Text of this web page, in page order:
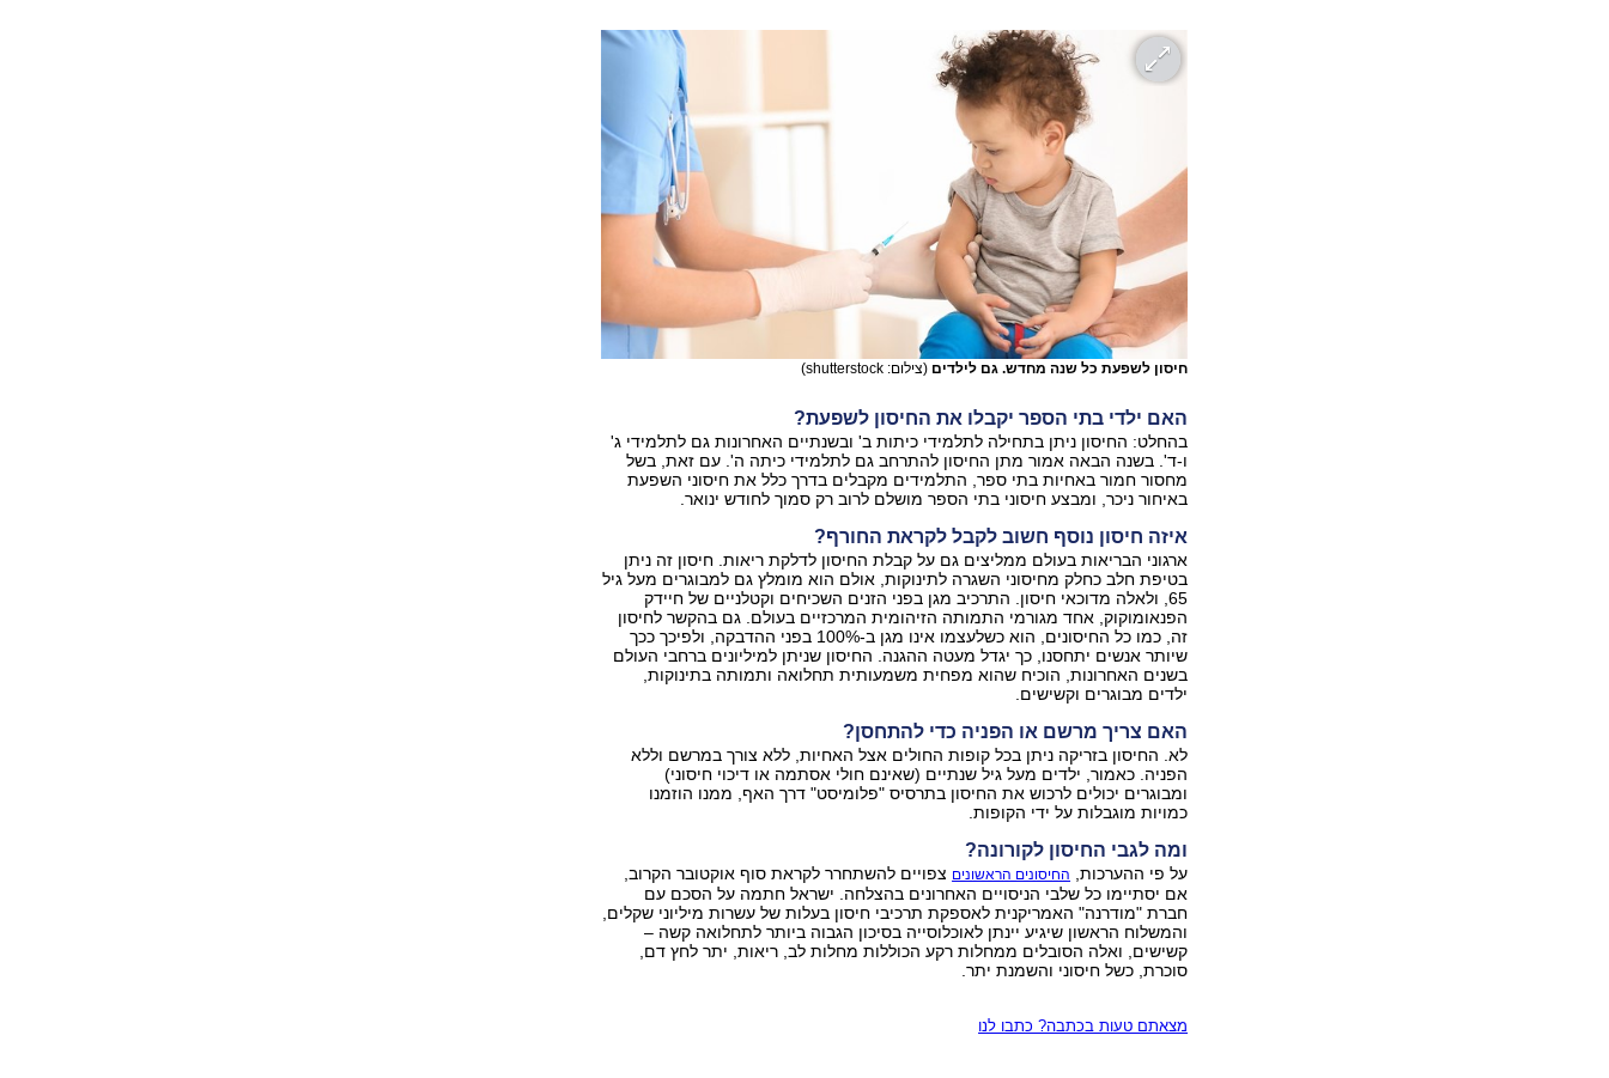
חיסון לשפעת כל שנה מחדש. גם לילדים (צילום: shutterstock)
האם ילדי בתי הספר יקבלו את החיסון לשפעת?
בהחלט: החיסון ניתן בתחילה לתלמידי כיתות ב' ובשנתיים האחרונות גם לתלמידי ג'
ו-ד'. בשנה הבאה אמור מתן החיסון להתרחב גם לתלמידי כיתה ה'. עם זאת, בשל
מחסור חמור באחיות בתי ספר, התלמידים מקבלים בדרך כלל את חיסוני השפעת
באיחור ניכר, ומבצע חיסוני בתי הספר מושלם לרוב רק סמוך לחודש ינואר.
איזה חיסון נוסף חשוב לקבל לקראת החורף?
ארגוני הבריאות בעולם ממליצים גם על קבלת החיסון לדלקת ריאות. חיסון זה ניתן
בטיפת חלב כחלק מחיסוני השגרה לתינוקות, אולם הוא מומלץ גם למבוגרים מעל גיל
65, ולאלה מדוכאי חיסון. התרכיב מגן בפני הזנים השכיחים וקטלניים של חיידק
הפנאומוקוק, אחד מגורמי התמותה הזיהומית המרכזיים בעולם. גם בהקשר לחיסון
זה, כמו כל החיסונים, הוא כשלעצמו אינו מגן ב-100% בפני ההדבקה, ולפיכך ככך
שיותר אנשים יתחסנו, כך יגדל מעטה ההגנה. החיסון שניתן למיליונים ברחבי העולם
בשנים האחרונות, הוכיח שהוא מפחית משמעותית תחלואה ותמותה בתינוקות,
ילדים מבוגרים וקשישים.
האם צריך מרשם או הפניה כדי להתחסן?
לא. החיסון בזריקה ניתן בכל קופות החולים אצל האחיות, ללא צורך במרשם וללא
הפניה. כאמור, ילדים מעל גיל שנתיים (שאינם חולי אסתמה או דיכוי חיסוני)
ומבוגרים יכולים לרכוש את החיסון בתרסיס "פלומיסט" דרך האף, ממנו הוזמנו
כמויות מוגבלות על ידי הקופות.
ומה לגבי החיסון לקורונה?
על פי ההערכות, החיסונים הראשונים צפויים להשתחרר לקראת סוף אוקטובר הקרוב,
אם יסתיימו כל שלבי הניסויים האחרונים בהצלחה. ישראל חתמה על הסכם עם
חברת "מודרנה" האמריקנית לאספקת תרכיבי חיסון בעלות של עשרות מיליוני שקלים,
והמשלוח הראשון שיגיע יינתן לאוכלוסייה בסיכון הגבוה ביותר לתחלואה קשה –
קשישים, ואלה הסובלים ממחלות רקע הכוללות מחלות לב, ריאות, יתר לחץ דם,
סוכרת, כשל חיסוני והשמנת יתר.
מצאתם טעות בכתבה? כתבו לנו